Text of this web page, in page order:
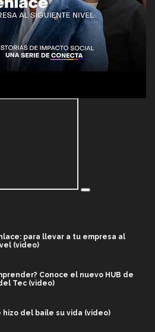
para llevar a tu empresa al
(video)
Conoce el nuevo HUB de
Tec (video)
hizo del baile su vida (video)